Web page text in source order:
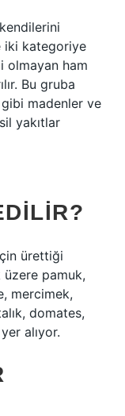
iki kategoriye
olmayan ham
Bu gruba
gibi madenler ve
yakıtlar
ürettiği
üzere pamuk,
mercimek,
domates,
alıyor.